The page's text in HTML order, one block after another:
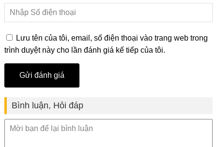
Lưu tên của tôi, email, số điện thoại vào trang web trong
trình duyệt này cho lần đánh giá kế tiếp của tôi.
Bình luận, Hỏi đáp